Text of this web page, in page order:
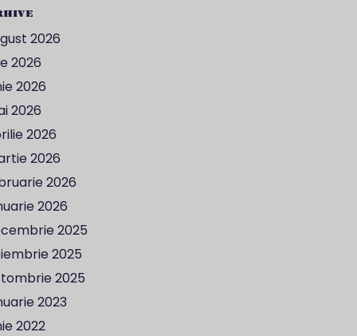
2026
2026
2026
2026
2026
2026
2026
2026
2025
2025
2025
2023
2022